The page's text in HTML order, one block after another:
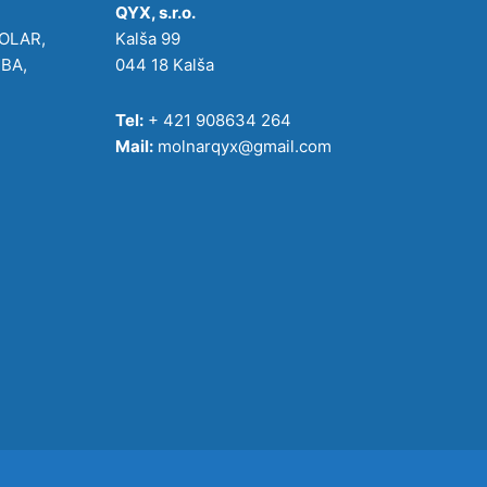
QYX, s.r.o.
Kalša 99
044 18 Kalša
Tel: + 421 908634 264
Mail: molnarqyx@gmail.com